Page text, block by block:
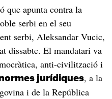
que apunta contra la
serbi en el seu
serbi, Aleksandar Vucic,
dissabte. El mandatari va
anti-civilització i
jurídiques, a la
i de la República